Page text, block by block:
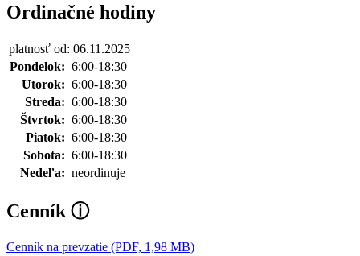
Ordinačné hodiny
platnosť od: 06.11.2025
Pondelok: 6:00-18:30
Utorok: 6:00-18:30
Streda: 6:00-18:30
Štvrtok: 6:00-18:30
Piatok: 6:00-18:30
Sobota: 6:00-18:30
Nedeľa: neordinuje
Cenník ⓘ
Cenník na prevzatie (PDF, 1,98 MB)